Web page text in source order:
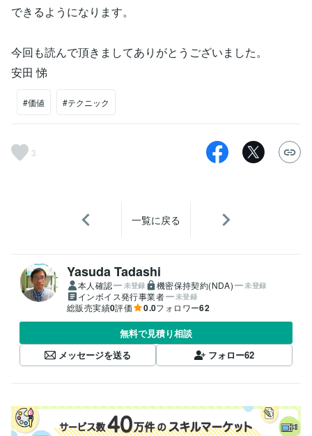
できるようになります。
今回も読んで頂きましてありがとうございました。
安田 悌
#価値 #テクニック
3
一覧に戻る
Yasuda Tadashi
本人確認 未登録 機密保持契約(NDA) 未登録
インボイス発行事業者 未登録
総販売実績0評価 0.0フォロワー62
無料で見積り相談
メッセージを送る
フォロー62